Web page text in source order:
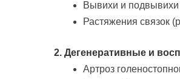
Вывихи и подвывихи
Растяжения связок
2. Дегенеративные и
Артроз